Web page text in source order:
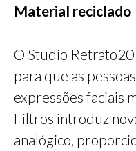
Material reciclado
O Studio
para que as
expressões faciais
Filtros introduz
analógico,